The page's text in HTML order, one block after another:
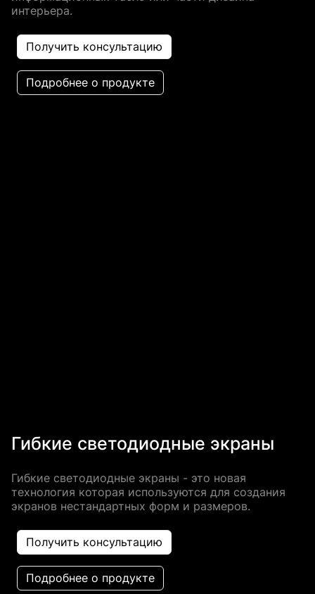
интерьера.
Получить консультацию
Подробнее о продукте
Гибкие светодиодные экраны
Гибкие светодиодные экраны - это новая
технология которая используются для создания
экранов нестандартных форм и размеров.
Получить консультацию
Подробнее о продукте